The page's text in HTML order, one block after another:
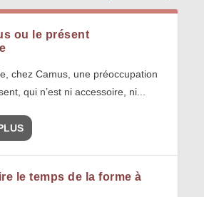
ou le présent
chez Camus, une préoccupation
qui n’est ni accessoire, ni...
le temps de la forme à